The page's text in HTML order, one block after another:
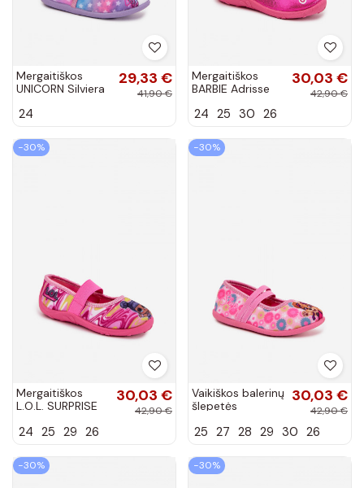
Mergaitiškos
UNICORN Silviera
šlepetės-
lipniais
užsegimais
29,33 €
41,90 €
24
Mergaitiškos
BARBIE Adrisse
šlepetės-
30,03 €
42,90 €
24 25 30 26
−30%
Mergaitiškos
L.O.L. SURPRISE
spalvos
baletkos
30,03 €
42,90 €
24 25 29 26
−30%
Vaikiškos balerinų
šlepetės
Skye rožinės
30,03 €
42,90 €
25 27 28 29 30 26
−30% −30%